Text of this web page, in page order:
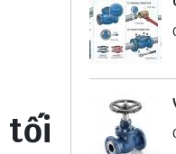
tối